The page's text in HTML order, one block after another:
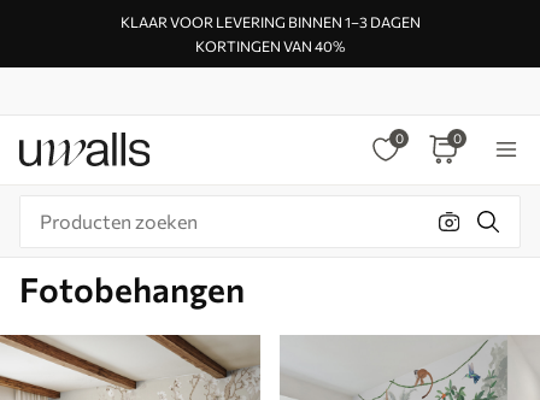
KLAAR VOOR LEVERING BINNEN 1–3 DAGEN
KORTINGEN VAN 40%
0 0
Fotobehangen